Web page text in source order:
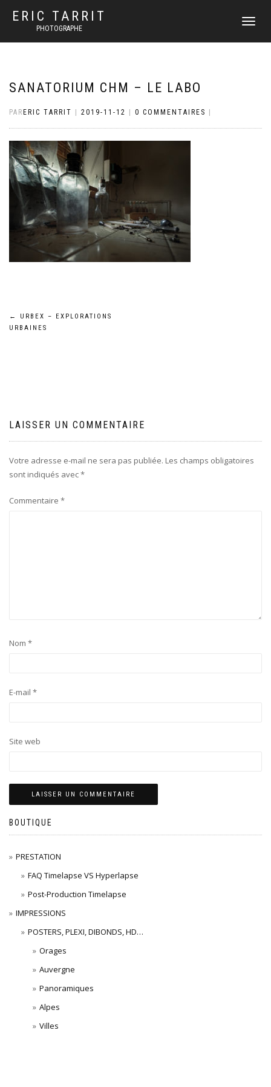
ERIC TARRIT
PHOTOGRAPHE
DÉPLIER
SANATORIUM CHM – LE LABO
PAR ERIC TARRIT 2019-11-12 0 COMMENTAIRES
Navigation
←
URBEX – EXPLORATIONS
URBAINES
LAISSER UN COMMENTAIRE
Votre adresse e-mail ne sera pas publiée. Les champs obligatoires
sont indiqués avec*
Commentaire *
Nom *
E-mail *
Site web
BOUTIQUE
PRESTATION
FAQ Timelapse VS Hyperlapse
Post-Production Timelapse
IMPRESSIONS
POSTERS, PLEXI, DIBONDS, HD…
Orages
Auvergne
Panoramiques
Alpes
Villes